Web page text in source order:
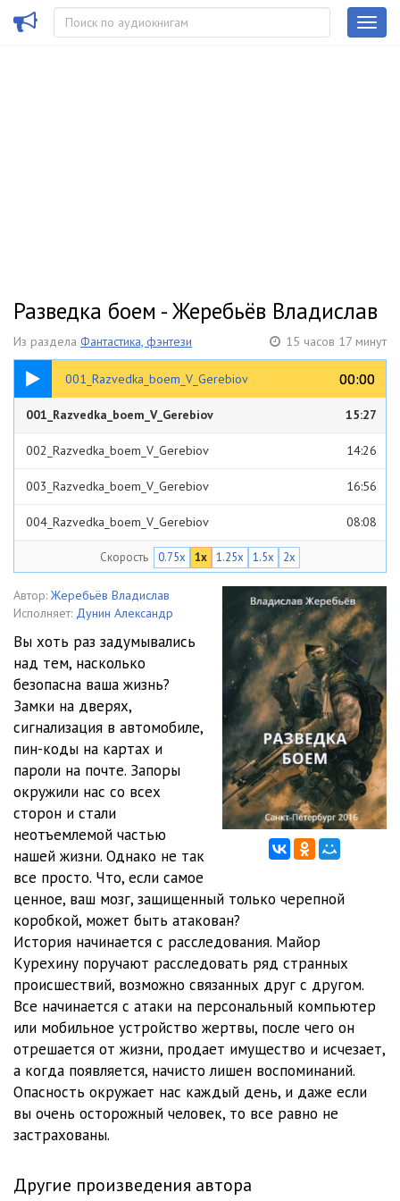
Разведка боем - Жеребьёв Владислав
Из раздела Фантастика, фэнтези 15 часов 17 минут
001_Razvedka_boem_V_Gerebiov 00:00
00:00
15:27
001_Razvedka_boem_V_Gerebiov 15:27
002_Razvedka_boem_V_Gerebiov 14:26
003_Razvedka_boem_V_Gerebiov 16:56
004_Razvedka_boem_V_Gerebiov 08:08
005_Razvedka_boem_V_Gerebiov
006_Razvedka_boem_V_Gerebiov 21:28
13:19
008_Razvedka_boem_V_Gerebiov 19:54
009_Razvedka_boem_V_Gerebiov 06:51
010_Razvedka_boem_V_Gerebiov 15:11
011_Razvedka_boem_V_Gerebiov 07:48
012_Razvedka_boem_V_Gerebiov 07:27
013_Razvedka_boem_V_Gerebiov
014_Razvedka_boem_V_Gerebiov
015_Razvedka_boem_V_Gerebiov
016_Razvedka_boem_V_Gerebiov
017_Razvedka_boem_V_Gerebiov 18:21
018_Razvedka_boem_V_Gerebiov 07:05
019_Razvedka_boem_V_Gerebiov 08:15
020_Razvedka_boem_V_Gerebiov 13:45
021_Razvedka_boem_V_Gerebiov
Скорость 0.75x 1x 1.25x 1.5x 2x
Автор: Жеребьёв Владислав
Исполняет: Дунин Александр
Вы хоть раз задумывались
над тем, насколько
безопасна ваша жизнь?
Замки на дверях,
сигнализация в автомобиле,
пин-коды на картах и
пароли на почте. Запоры
окружили нас со всех
сторон и стали
неотъемлемой частью
нашей жизни. Однако не так
все просто. Что, если самое
ценное, ваш мозг, защищенный только черепной
коробкой, может быть атакован?
История начинается с расследования. Майор
Курехину поручают расследовать ряд странных
происшествий, возможно связанных друг с другом.
Все начинается с атаки на персональный компьютер
или мобильное устройство жертвы, после чего он
отрешается от жизни, продает имущество и исчезает,
а когда появляется, начисто лишен воспоминаний.
Опасность окружает нас каждый день, и даже если
вы очень осторожный человек, то все равно не
застрахованы.
Другие произведения автора